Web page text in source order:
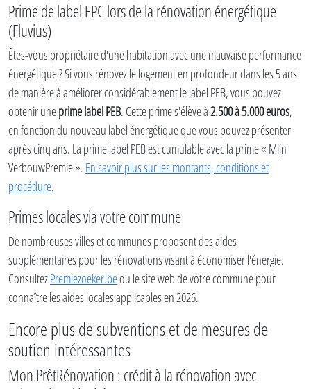
Prime de label EPC lors de la rénovation énergétique
(Fluvius)
Êtes-vous propriétaire d'une habitation avec une mauvaise performance
énergétique ? Si vous rénovez le logement en profondeur dans les 5 ans
de manière à améliorer considérablement le label PEB, vous pouvez
obtenir uneprime label PEB. Cette prime s'élève à2.500 à 5.000 euros,
en fonction du nouveau label énergétique que vous pouvez présenter
après cinq ans. La prime label PEB est cumulable avec la prime « Mijn
VerbouwPremie ». En savoir plus sur les montants, conditions et
procédure.
Primes locales via votre commune
De nombreuses villes et communes proposent des aides
supplémentaires pour les rénovations visant à économiser l'énergie.
ConsultezPremiezoeker.beou le site web de votre commune pour
connaître les aides locales applicables en 2026.
Encore plus de subventions et de mesures de
soutien intéressantes
Mon PrêtRénovation : crédit à la rénovation avec